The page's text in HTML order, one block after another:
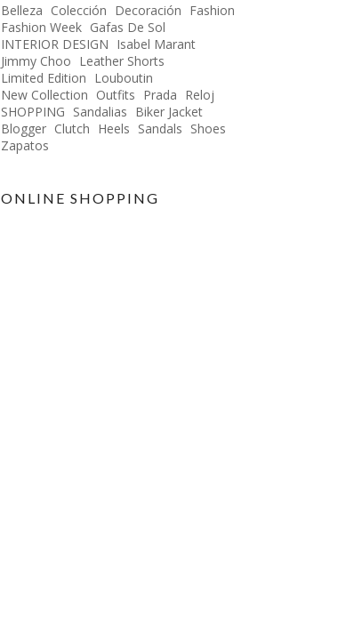
Belleza Colección Decoración Fashion
Fashion Week Gafas De Sol
INTERIOR DESIGN Isabel Marant
Jimmy Choo Leather Shorts
Limited Edition Louboutin
New Collection Outfits Prada Reloj
SHOPPING Sandalias Biker Jacket
Blogger Clutch Heels Sandals Shoes
Zapatos
ONLINE SHOPPING